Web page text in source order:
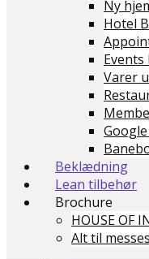
Ny
Hotel
Varer
Beklædning
Lean tilbehør
Brochure
HOUSE OF
Alt til